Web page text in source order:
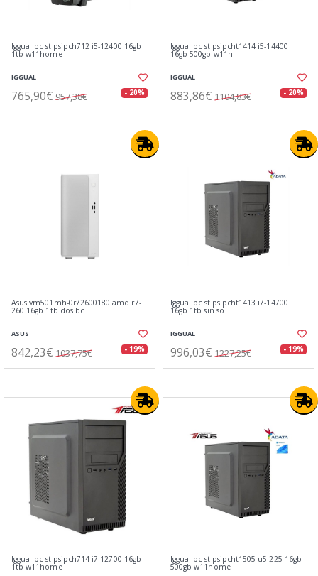
Iggual pc st psipch712 i5-12400 16gb
1tb w11home
IGGUAL
765,90€ 957,38€ - 20%
Iggual pc st psipcht1414 i5-14400
16gb 500gb w11h
IGGUAL
883,86€ 1104,83€ - 20%
Asus vm501mh-0r72600180 amd r7-
260 16gb 1tb dos bc
ASUS
842,23€ 1037,75€ - 19%
Iggual pc st psipcht1413 i7-14700
16gb 1tb sin so
IGGUAL
996,03€ 1227,25€ - 19%
Iggual pc st psipch714 i7-12700 16gb
1tb w11home
Iggual pc st psipcht1505 u5-225 16gb
500gb w11home